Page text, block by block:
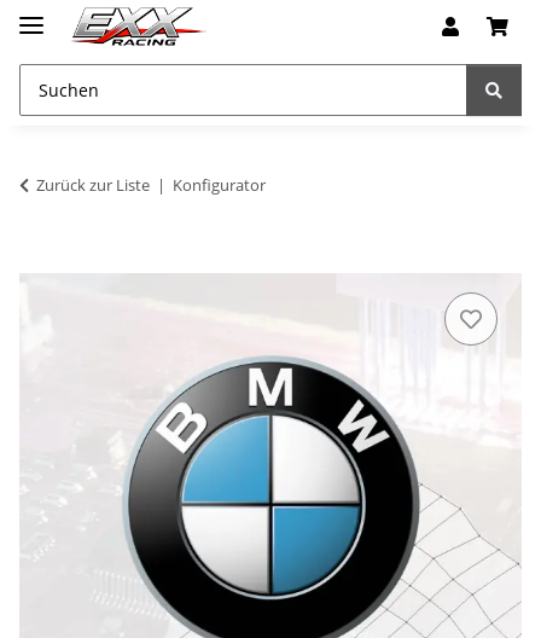
Zurück zur Liste Konfigurator